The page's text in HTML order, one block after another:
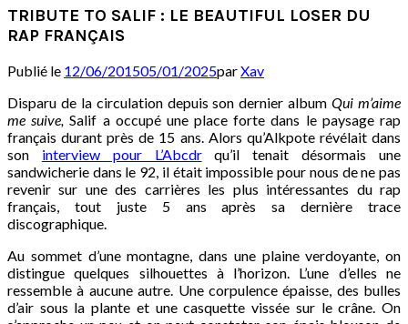
TRIBUTE TO SALIF : LE BEAUTIFUL LOSER DU
RAP FRANÇAIS
Publié le 12/06/201505/01/2025parXav
Disparu de la circulation depuis son dernier albumQui m’aime
me suive,Salif a occupé une place forte dans le paysage rap
français durant près de 15 ans. Alors qu’Alkpote révélait dans
son interview pour L’Abcdrqu’il tenait désormais une
sandwicherie dans le 92, il était impossible pour nous de ne pas
revenir sur une des carrières les plus intéressantes du rap
français, tout juste 5 ans après sa dernière trace
discographique.
Au sommet d’une montagne, dans une plaine verdoyante, on
distingue quelques silhouettes à l’horizon. L’une d’elles ne
ressemble à aucune autre. Une corpulence épaisse, des bulles
d’air sous la plante et une casquette vissée sur le crâne. On